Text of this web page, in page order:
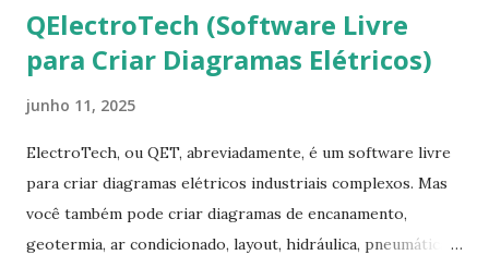
QElectroTech (Software Livre
para Criar Diagramas Elétricos)
junho 11, 2025
ElectroTech, ou QET, abreviadamente, é um software livre
para criar diagramas elétricos industriais complexos. Mas
você também pode criar diagramas de encanamento,
geotermia, ar condicionado, layout, hidráulica, pneumática,